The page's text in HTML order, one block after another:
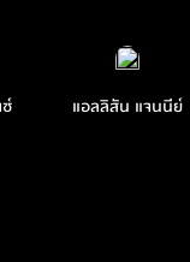
แอลลิสัน แจนนีย์